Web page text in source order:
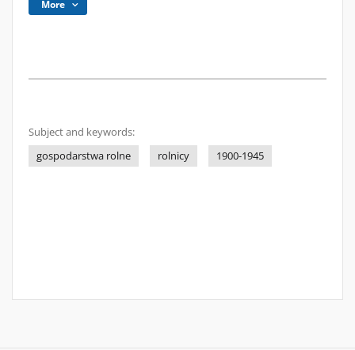
More
Subject and keywords:
gospodarstwa rolne
rolnicy 1900-1945